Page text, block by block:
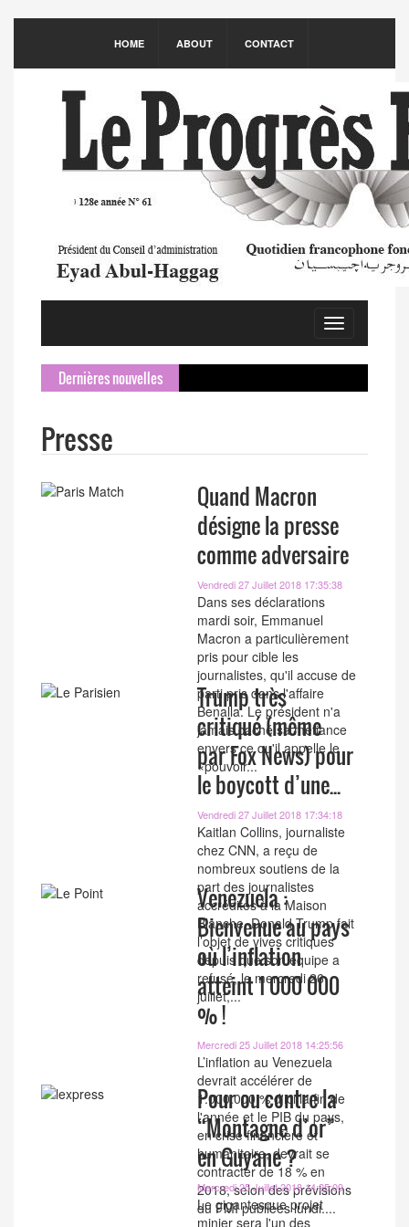
HOME ABOUT CONTACT
Toggle
navigation
Dernières nouvelles
Presse
Quand Macron
désigne la presse
comme adversaire
Vendredi 27 Juillet 2018 17:35:38
Dans ses déclarations
mardi soir, Emmanuel
Macron a particulièrement
pris pour cible les
journalistes, qu'il accuse de
parti pris dans l'affaire
Benalla. Le président n'a
jamais caché sa méfiance
envers ce qu'il appelle le
«pouvoir...
Trump très
critiqué (même
par Fox News) pour
le boycott d’une...
Vendredi 27 Juillet 2018 17:34:18
Kaitlan Collins, journaliste
chez CNN, a reçu de
nombreux soutiens de la
part des journalistes
accrédités à la Maison
Blanche. Donald Trump fait
l’objet de vives critiques
depuis que son équipe a
refusé, le mercredi 26
juillet,...
Venezuela :
Bienvenue au pays
où l’inflation
atteint 1 000 000
% !
Mercredi 25 Juillet 2018 14:25:56
L’inflation au Venezuela
devrait accélérer de
1.000.000 % d'ici la fin de
l'année et le PIB du pays,
en crise financière et
humanitaire, devrait se
contracter de 18 % en
2018, selon des prévisions
du FMI publiées lundi....
Pour ou contre la
“Montagne d’or”
en Guyane ?
Mercredi 25 Juillet 2018 14:25:09
Le gigantesque projet
minier sera l'un des